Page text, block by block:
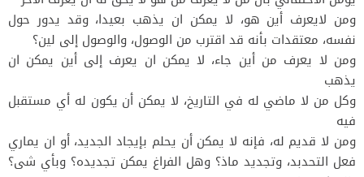
ومن لايعرف أين هو، لا يمكن ان يذهب بعيدا، وقد يدور حول
نفسه، معتقدات بأنه قد اقترب من الوصول، والوصول إلى لين؟
ومن لا يعرف من أين جاء، لا يمكن ان يعرف إلى أين يمكن ان
يذهب
وكل من لا ماضي له في التاريخ، لا يمكن أن يكون له أي مستقبل
فيه
ومن لا قديم له، فإنه لا يمكن أن يحلم بإيجاد الجديد، أو ان يماري
فعل التحدبد، وتجديد ماذ؟ وهل الفراغ يمكن تجديده؟ وبأي شى؟